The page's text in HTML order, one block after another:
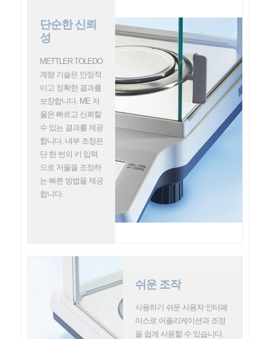
단순한 신뢰
성
METTLER TOLEDO
계량 기술은 안정적
이고 정확한 결과를
보장합니다. ME 저
울은 빠르고 신뢰할
수 있는 결과를 제공
합니다. 내부 조정은
단 한 번의 키 입력
으로 저울을 조정하
는 빠른 방법을 제공
합니다.
쉬운 조작
사용하기 쉬운 사용자 인터페
이스로 어플리케이션과 조정
을 쉽게 사용할 수 있습니다.